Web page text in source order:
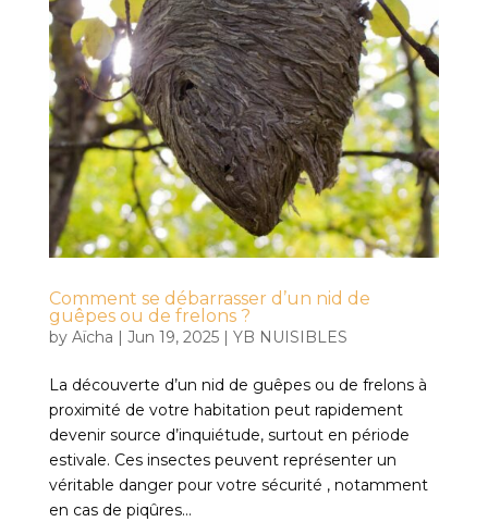
Comment se débarrasser d’un nid de
guêpes ou de frelons ?
by Aïcha Jun 19, 2025| YB NUISIBLES
La découverte d’un nid de guêpes ou de frelons à
proximité de votre habitation peut rapidement
devenir source d’inquiétude, surtout en période
estivale. Ces insectes peuvent représenter un
véritable danger pour votre sécurité , notamment
en cas de piqûres...